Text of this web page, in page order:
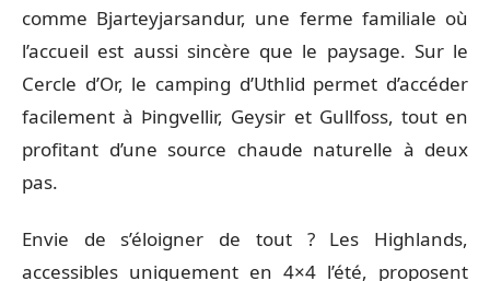
comme Bjarteyjarsandur, une ferme familiale où
l’accueil est aussi sincère que le paysage. Sur le
Cercle d’Or, le camping d’Uthlid permet d’accéder
facilement à Þingvellir, Geysir et Gullfoss, tout en
profitant d’une source chaude naturelle à deux
pas.
Envie de s’éloigner de tout ? Les Highlands,
accessibles uniquement en 4×4 l’été, proposent